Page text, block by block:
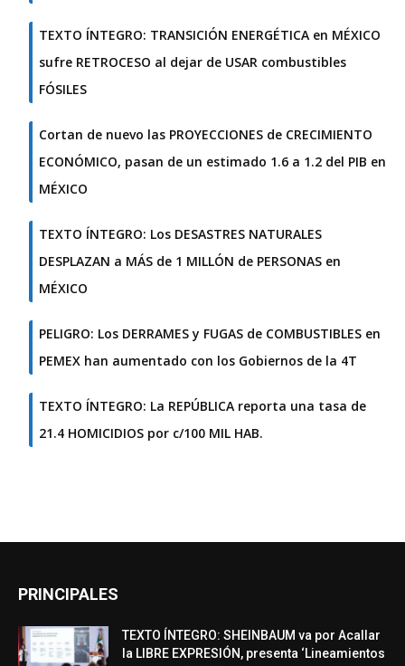
TEXTO ÍNTEGRO: TRANSICIÓN ENERGÉTICA en MÉXICO
sufre RETROCESO al dejar de USAR combustibles
FÓSILES
Cortan de nuevo las PROYECCIONES de CRECIMIENTO
ECONÓMICO, pasan de un estimado 1.6 a 1.2 del PIB en
MÉXICO
TEXTO ÍNTEGRO: Los DESASTRES NATURALES
DESPLAZAN a MÁS de 1 MILLÓN de PERSONAS en
MÉXICO
PELIGRO: Los DERRAMES y FUGAS de COMBUSTIBLES en
PEMEX han aumentado con los Gobiernos de la 4T
TEXTO ÍNTEGRO: La REPÚBLICA reporta una tasa de
21.4 HOMICIDIOS por c/100 MIL HAB.
PRINCIPALES
TEXTO ÍNTEGRO: SHEINBAUM va por Acallar
la LIBRE EXPRESIÓN, presenta ‘Lineamientos